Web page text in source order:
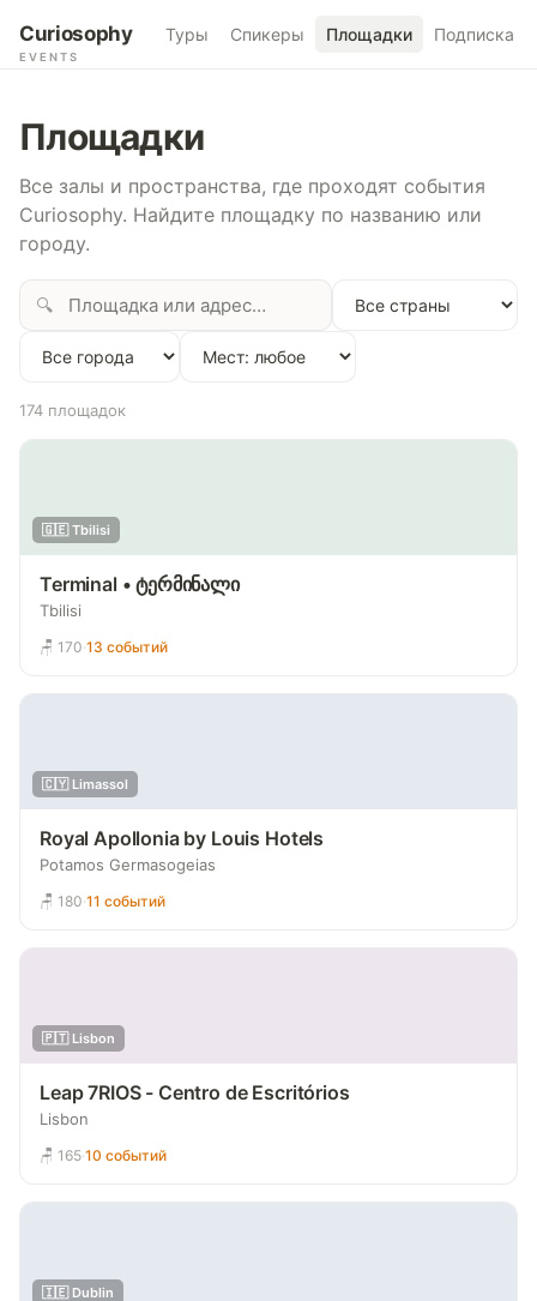
Curiosophy
EVENTS
Туры Спикеры Площадки Подписка
Площадки
Все залы и пространства, где проходят события
Curiosophy. Найдите площадку по названию или
городу.
🔍
174 площадок
🇬🇪 Tbilisi
Terminal • ტერმინალი
Tbilisi
🪑 170·13 событий
🇨🇾 Limassol
Royal Apollonia by Louis Hotels
Potamos Germasogeias
🪑 180·11 событий
🇵🇹 Lisbon
Leap 7RIOS - Centro de Escritórios
Lisbon
🪑 165·10 событий
🇮🇪 Dublin